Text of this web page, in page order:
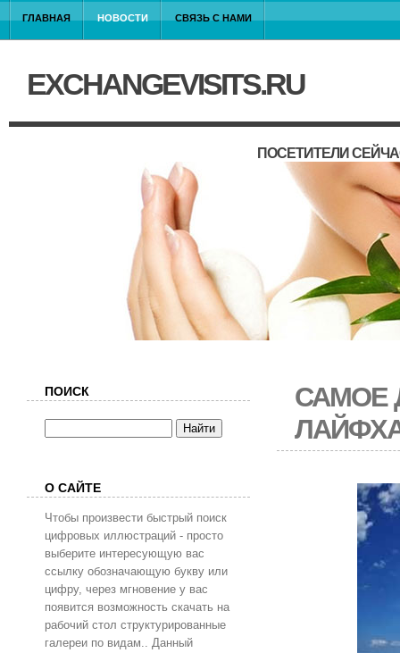
ГЛАВНАЯ НОВОСТИ СВЯЗЬ С НАМИ
EXCHANGEVISITS.RU
ПОСЕТИТЕЛИ
САМОЕ
ПОИСК
О САЙТЕ
Чтобы произвести быстрый поиск
цифровых иллюстраций - просто
выберите интересующую вас
ссылку обозначающую букву или
цифру, через мгновение у вас
появится возможность скачать на
рабочий стол структурированные
галереи по видам.. Данный